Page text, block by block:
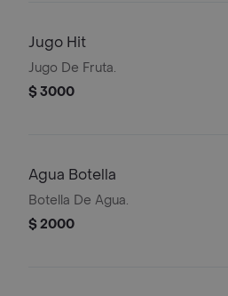
Jugo Hit
Jugo De Fruta.
$ 3000
Agua Botella
Botella De Agua.
$ 2000